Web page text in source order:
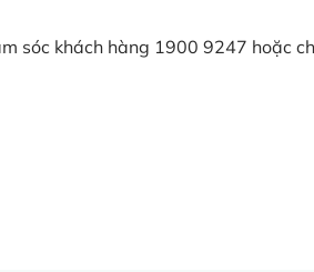
sóc khách hàng 1900 9247 hoặc